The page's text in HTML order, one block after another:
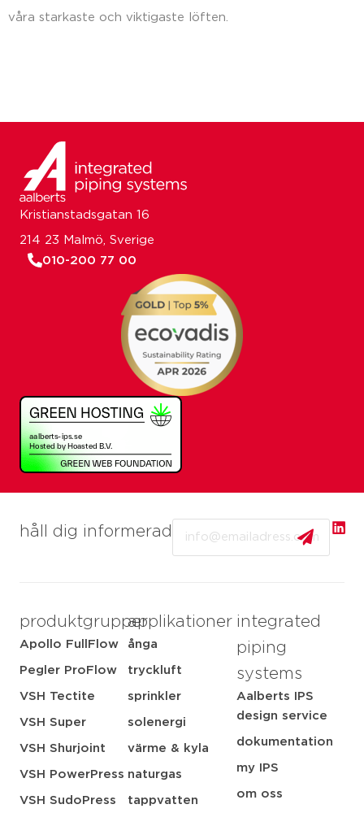
våra starkaste och viktigaste löften.
håll dig informerad
produktgrupper
Apollo FullFlow
Pegler ProFlow
VSH Tectite
VSH Super
VSH Shurjoint
VSH PowerPress
VSH SudoPress
applikationer
ånga
tryckluft
sprinkler
solenergi
värme & kyla
naturgas
tappvatten
integrated
piping
systems
Aalberts IPS
design service
dokumentation
my IPS
om oss
Kristianstadsgatan 16
214 23 Malmö, Sverige
010-200 77 00